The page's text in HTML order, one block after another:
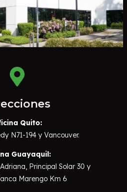
Quito:
N71-194 y Vancouver.
Guayaquil:
Principal Solar 30 y
Marengo Km 6